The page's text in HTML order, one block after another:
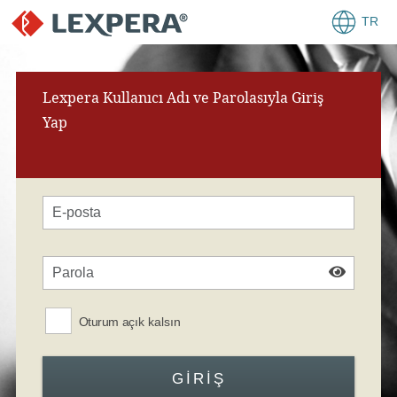
TR
Lexpera Kullanıcı Adı ve Parolasıyla Giriş
Yap
Oturum açık kalsın
GIRIŞ